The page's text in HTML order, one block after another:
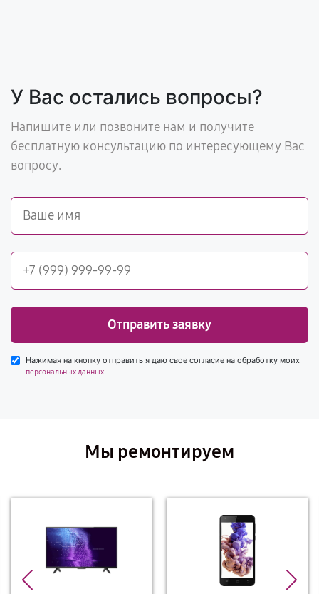
У Вас остались вопросы?
Напишите или позвоните нам и получите
бесплатную консультацию по интересующему Вас
вопросу.
Отправить заявку
Нажимая на кнопку отправить я даю свое согласие на обработку моих
персональных данных.
Мы ремонтируем